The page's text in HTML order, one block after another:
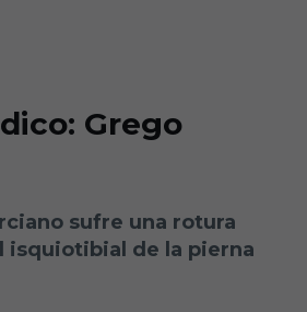
Grego
sufre una rotura
isquiotibial de la pierna